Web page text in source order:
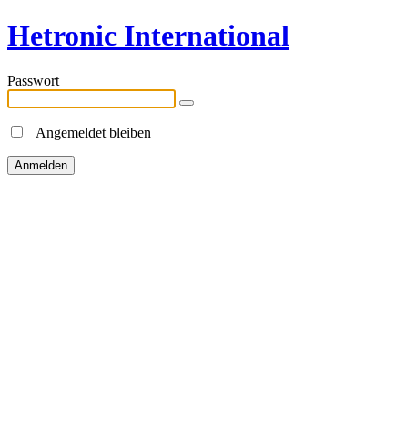
Hetronic International
Passwort
Angemeldet bleiben